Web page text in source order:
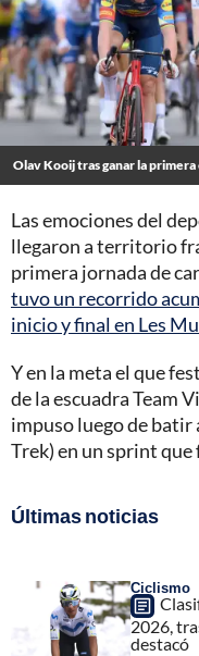
Olav Kooij tras ganar la primera
Las emociones del
llegaron a territorio
primera jornada de
tuvo un recorrido
inicio y final en Les
Y en la meta el que
de la escuadra Team
impuso luego de batir
Trek) en un sprint
Últimas noticias
Ciclismo
2026,
destacó